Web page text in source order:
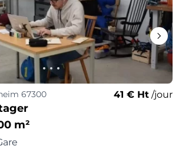
67300 41 € Ht /jour
m²